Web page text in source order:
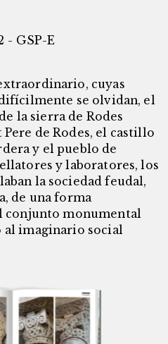
- GSP-E
cuyas
se olvidan, el
la sierra de Rodes
Pere de Rodes, el castillo
y el pueblo de
y laboratores, los
la sociedad feudal,
de una forma
conjunto monumental
al imaginario social